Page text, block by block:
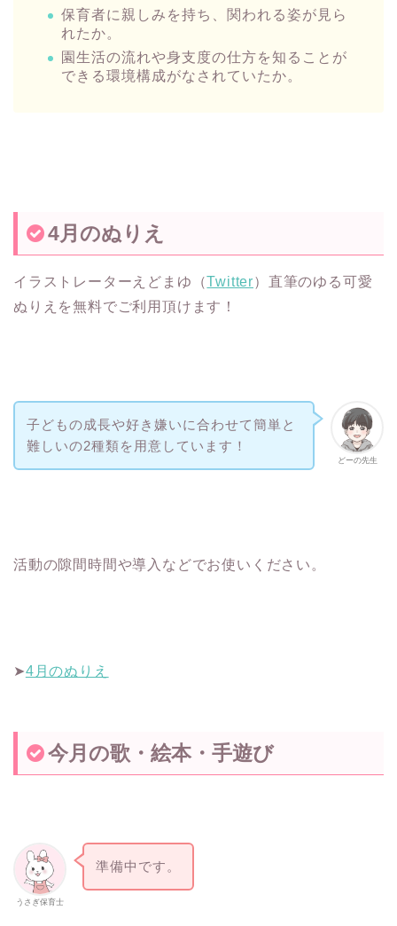
保育者に親しみを持ち、関われる姿が見ら
れたか。
園生活の流れや身支度の仕方を知ることが
できる環境構成がなされていたか。
4月のぬりえ
イラストレーターえどまゆ（Twitter）直筆のゆる可愛
ぬりえを無料でご利用頂けます！
どーの先生
子どもの成長や好き嫌いに合わせて簡単と
難しいの2種類を用意しています！
活動の隙間時間や導入などでお使いください。
➤4月のぬりえ
今月の歌・絵本・手遊び
うさぎ保育士
準備中です。